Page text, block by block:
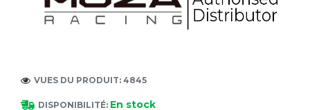
DISPONIBILITÉ: En stock
VUES DU PRODUIT: 4845